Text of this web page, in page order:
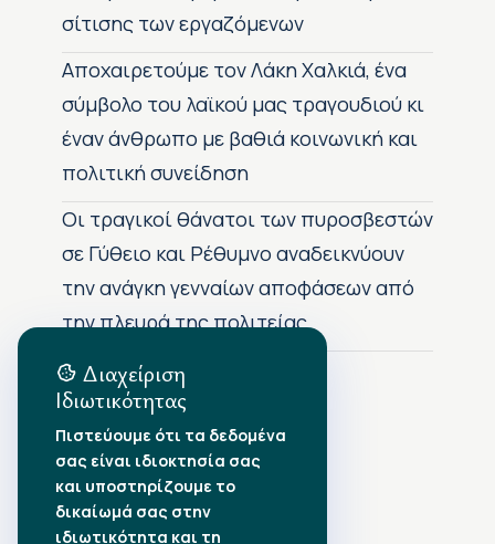
σίτισης των εργαζόμενων
Αποχαιρετούμε τον Λάκη Χαλκιά, ένα
σύμβολο του λαϊκού μας τραγουδιού κι
έναν άνθρωπο με βαθιά κοινωνική και
πολιτική συνείδηση
Οι τραγικοί θάνατοι των πυροσβεστών
σε Γύθειο και Ρέθυμνο αναδεικνύουν
την ανάγκη γενναίων αποφάσεων από
την πλευρά της πολιτείας
Αρχείο Δημοσιεύσεων
•Αύγουστος 2026
•Ιούλιος 2026
•Ιούνιος 2026
Διαχείριση
Ιδιωτικότητας
Πιστεύουμε ότι τα δεδομένα
σας είναι ιδιοκτησία σας
και υποστηρίζουμε το
δικαίωμά σας στην
ιδιωτικότητα και τη